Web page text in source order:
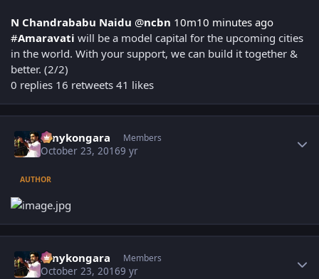
N Chandrababu Naidu @ncbn 10m10 minutes ago
#Amaravati will be a model capital for the upcoming cities
in the world. With your support, we can build it together &
better. (2/2)
0 replies 16 retweets 41 likes
sonykongara Members
October 23, 20169 yr
AUTHOR
sonykongara Members
October 23, 20169 yr